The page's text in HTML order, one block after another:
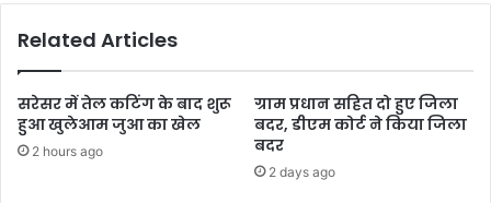
Related Articles
सरेसर में तेल कटिंग के बाद शुरू
हुआ खुलेआम जुआ का खेल
2 hours ago
ग्राम प्रधान सहित दो हुए जिला
बदर, डीएम कोर्ट ने किया जिला
बदर
2 days ago